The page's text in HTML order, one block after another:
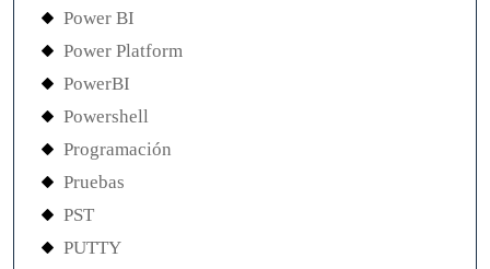
Power BI
Power Platform
PowerBI
Powershell
Programación
Pruebas
PST
PUTTY